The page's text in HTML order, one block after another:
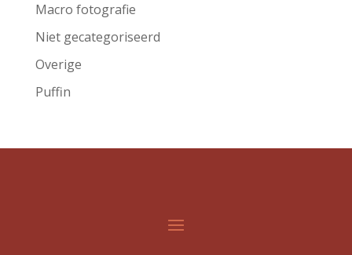
Macro fotografie
Niet gecategoriseerd
Overige
Puffin